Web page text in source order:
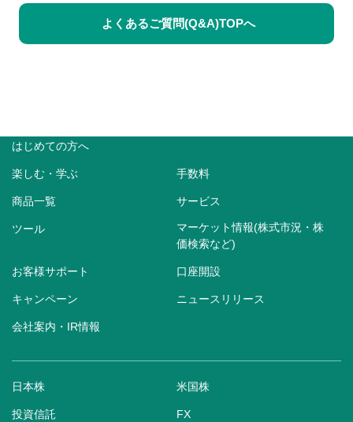
よくあるご質問(Q&A)TOPへ
はじめての方へ
楽しむ・学ぶ 手数料
商品一覧 サービス
ツール
マーケット情報(株式市況・株
価検索など)
お客様サポート 口座開設
キャンペーン ニュースリリース
会社案内・IR情報
日本株 米国株
投資信託 FX